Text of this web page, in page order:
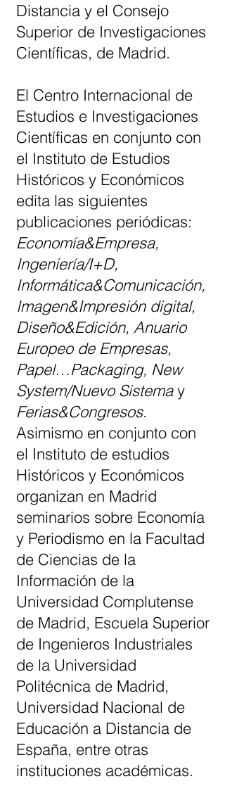
Distancia y el Consejo
Superior de Investigaciones
Científicas, de Madrid.
El Centro Internacional de
Estudios e Investigaciones
Científicas en conjunto con
el Instituto de Estudios
Históricos y Económicos
edita las siguientes
publicaciones periódicas:
Economía&Empresa,
Ingeniería/I+D,
Informática&Comunicación,
Imagen&Impresión digital,
Diseño&Edición, Anuario
Europeo de Empresas,
Papel…Packaging, New
System/Nuevo Sistemay
Ferias&Congresos.
Asimismo en conjunto con
el Instituto de estudios
Históricos y Económicos
organizan en Madrid
seminarios sobre Economía
y Periodismo en la Facultad
de Ciencias de la
Información de la
Universidad Complutense
de Madrid, Escuela Superior
de Ingenieros Industriales
de la Universidad
Politécnica de Madrid,
Universidad Nacional de
Educación a Distancia de
España, entre otras
instituciones académicas.